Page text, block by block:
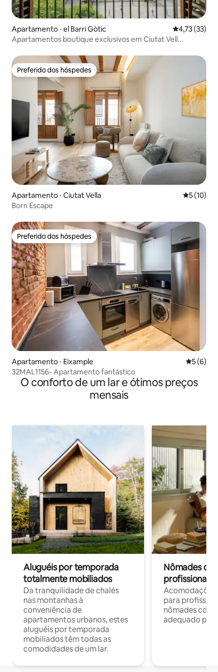
Apartamento ⋅ el Barri Gòtic 4,73 de uma
4,73 (33)
Apartamentos boutique exclusivos em Ciutat Vell...
Preferido dos hóspedes
Preferido dos hóspedes
Apartamento ⋅ Ciutat Vella 5 de uma
5 (10)
Born Escape
Preferido dos hóspedes
Preferido dos hóspedes
Apartamento ⋅ Eixample 5 de
5 (6)
32MAL1156- Apartamento fantástico
O conforto de um lar e ótimos preços
mensais
Aluguéis por temporada
totalmente mobiliados
Da tranquilidade de chalés
nas montanhas à
conveniência de
apartamentos urbanos, estes
aluguéis por temporada
mobiliados têm todas as
comodidades de um lar.
Nômades
profissionais
para
nômades com
adequado